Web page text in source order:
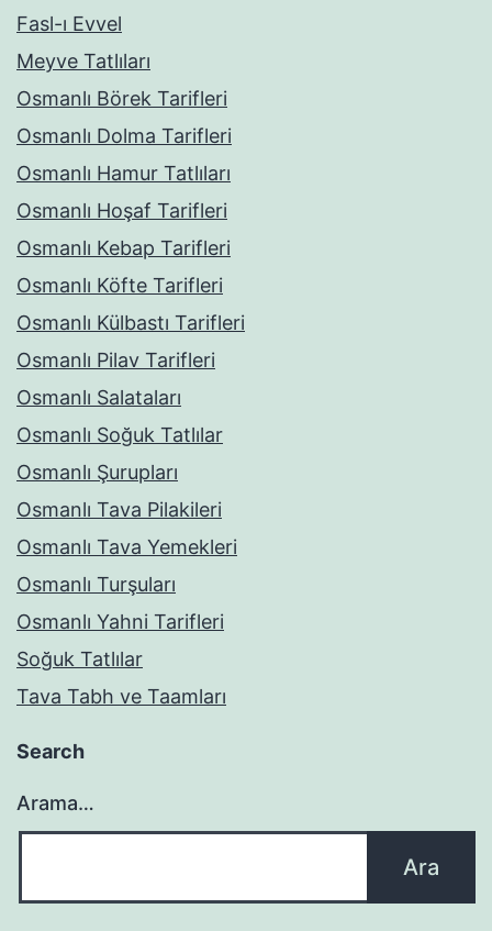
Fasl-ı Evvel
Meyve Tatlıları
Osmanlı Börek Tarifleri
Osmanlı Dolma Tarifleri
Osmanlı Hamur Tatlıları
Osmanlı Hoşaf Tarifleri
Osmanlı Kebap Tarifleri
Osmanlı Köfte Tarifleri
Osmanlı Külbastı Tarifleri
Osmanlı Pilav Tarifleri
Osmanlı Salataları
Osmanlı Soğuk Tatlılar
Osmanlı Şurupları
Osmanlı Tava Pilakileri
Osmanlı Tava Yemekleri
Osmanlı Turşuları
Osmanlı Yahni Tarifleri
Soğuk Tatlılar
Tava Tabh ve Taamları
Search
Arama…